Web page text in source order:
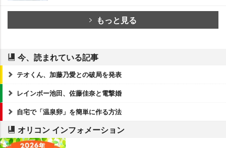
もっと見る
今、読まれている記事
テオくん、加藤乃愛との破局を発表
レインボー池田、佐藤佳奈と電撃婚
自宅で「温泉卵」を簡単に作る方法
オリコン インフォメーション